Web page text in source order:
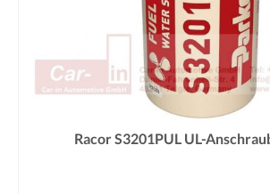
Racor S3201PUL UL-